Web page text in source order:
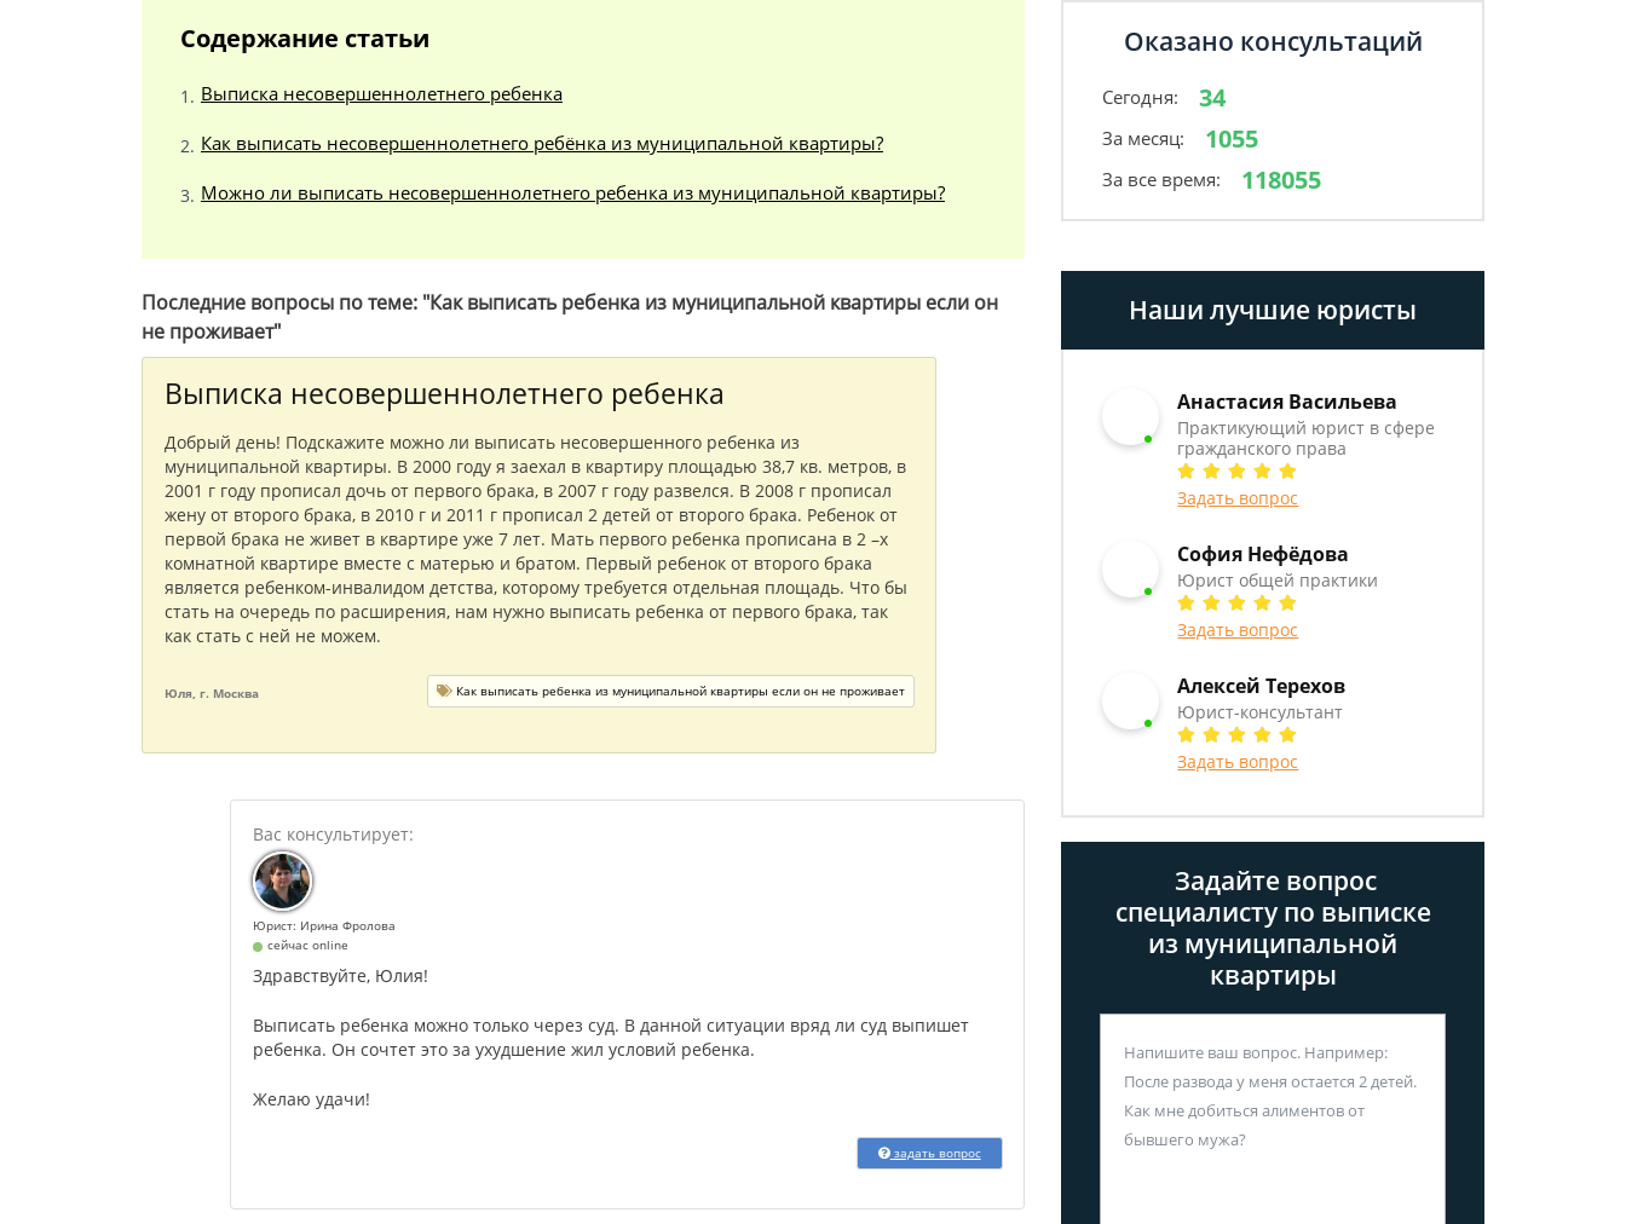
Содержание статьи
Выписка несовершеннолетнего ребенка
Как выписать несовершеннолетнего ребёнка из муниципальной квартиры?
Можно ли выписать несовершеннолетнего ребенка из муниципальной квартиры?
Последние вопросы по теме: "Как выписать ребенка из муниципальной квартиры если он
не проживает"
Выписка несовершеннолетнего ребенка
Добрый день! Подскажите можно ли выписать несовершенного ребенка из
муниципальной квартиры. В 2000 году я заехал в квартиру площадью 38,7 кв. метров, в
2001 г году прописал дочь от первого брака, в 2007 г году развелся. В 2008 г прописал
жену от второго брака, в 2010 г и 2011 г прописал 2 детей от второго брака. Ребенок от
первой брака не живет в квартире уже 7 лет. Мать первого ребенка прописана в 2 –х
комнатной квартире вместе с матерью и братом. Первый ребенок от второго брака
является ребенком-инвалидом детства, которому требуется отдельная площадь. Что бы
стать на очередь по расширения, нам нужно выписать ребенка от первого брака, так
как стать с ней не можем.
Юля, г. Москва Как выписать ребенка из муниципальной квартиры если он не проживает
Юрист: Ирина Фролова
сейчас online
Здравствуйте, Юлия!
Выписать ребенка можно только через суд. В данной ситуации вряд ли суд выпишет
ребенка. Он сочтет это за ухудшение жил условий ребенка.
Желаю удачи!
задать вопрос
Оказано консультаций
Сегодня: 34
За месяц: 1055
За все время: 118055
Наши лучшие юристы
Анастасия Васильева
Практикующий юрист в сфере
гражданского права
Задать вопрос
София Нефёдова
Юрист общей практики
Задать вопрос
Алексей Терехов
Юрист-консультант
Задать вопрос
Задайте вопрос
специалисту по выписке
из муниципальной
квартиры